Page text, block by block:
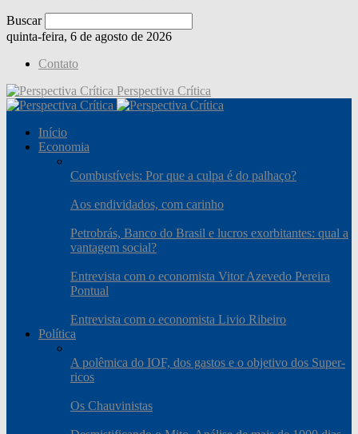
Buscar
quinta-feira, 6 de agosto de 2026
Contato
Perspectiva Crítica
Início
Economia
Combustíveis: Por que a culpa é do palhaço?
Aos endividados, com carinho
Petrobrás, Banco do Brasil e lucros exorbitantes: qual a
vantagem social?
Entrevista com o economista Vitor Azevedo Pereira
Pontual
Entrevista com o economista Livio Ribeiro
Política
A polêmica do IOF, dos gastos e o objetivo dos Super-
ricos
Os Chauvinistas